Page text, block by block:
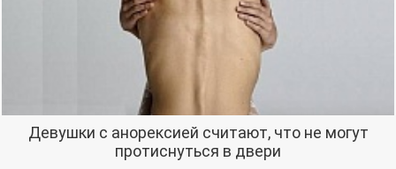
Девушки с анорексией считают, что не могут
протиснуться в двери